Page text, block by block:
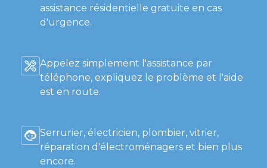
assistance résidentielle gratuite en cas
d'urgence.
Appelez simplement l'assistance par
téléphone, expliquez le problème et l'aide
est en route.
Serrurier, électricien, plombier, vitrier,
réparation d'électroménagers et bien plus
encore.